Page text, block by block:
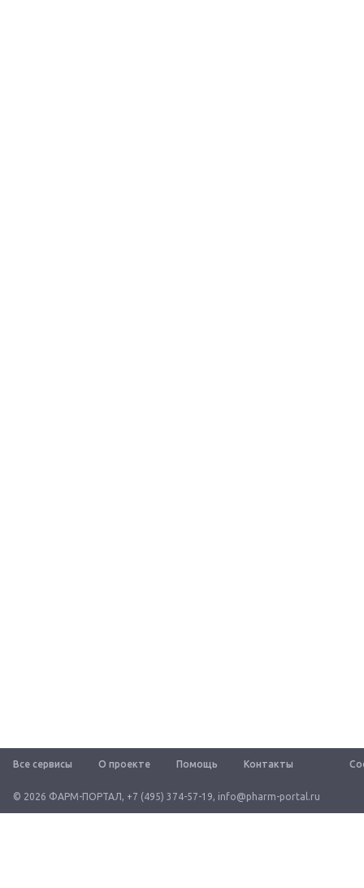
Все сервисы О проекте Помощь Контакты
© 2026 ФАРМ-ПОРТАЛ, +7 (495) 374-57-19, info@pharm-portal.ru